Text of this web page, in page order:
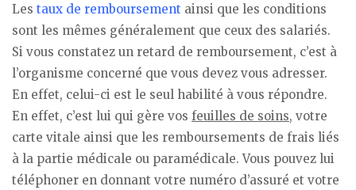
Les taux de remboursement ainsi que les conditions
sont les mêmes généralement que ceux des salariés.
Si vous constatez un retard de remboursement, c’est à
l’organisme concerné que vous devez vous adresser.
En effet, celui-ci est le seul habilité à vous répondre.
En effet, c’est lui qui gère vos feuilles de soins, votre
carte vitale ainsi que les remboursements de frais liés
à la partie médicale ou paramédicale. Vous pouvez lui
téléphoner en donnant votre numéro d’assuré et votre